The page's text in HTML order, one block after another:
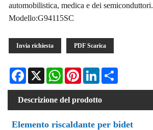
automobilistica, medica e dei semiconduttori.
Modello:G94115SC
Invia richiesta PDF Scarica
Facebook
X WhatsAppPinterestLinkedIn
Descrizione del prodotto
Elemento riscaldante per bidet